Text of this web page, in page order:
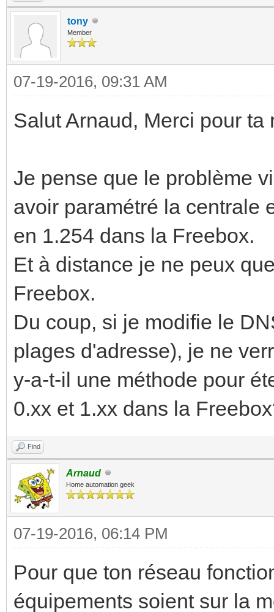
tony
Member
07-19-2016, 09:31 AM
Salut Arnaud, Merci pour ta
Je pense que le problème
avoir paramétré la centrale
en 1.254 dans la Freebox.
Et à distance je ne peux
Freebox.
Du coup, si je modifie le
plages d'adresse), je ne
y-a-t-il une méthode pour
0.xx et 1.xx dans la
Find
Arnaud
Home automation geek
07-19-2016, 06:14 PM
Pour que ton réseau
équipements soient sur la